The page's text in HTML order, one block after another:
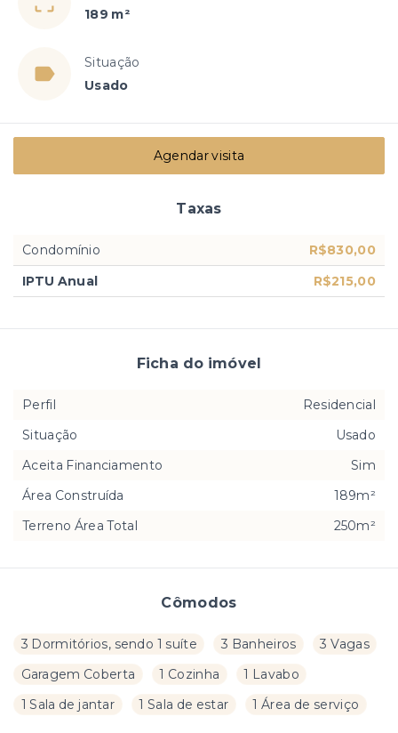
189 m²
Situação
Usado
Cômodos
3 Dormitórios, sendo 1 suíte 3 Banheiros
3 Vagas
Garagem Coberta
1 Cozinha
1 Lavabo
1 Sala de jantar
1 Sala de estar 1 Área de serviço
Agendar visita
Taxas
Condomínio
R$830,00
IPTU Anual
R$215,00
Ficha do imóvel
Perfil
Residencial
Situação
Usado
Aceita Financiamento
Sim
Área Construída
189m²
Terreno Área Total
250m²